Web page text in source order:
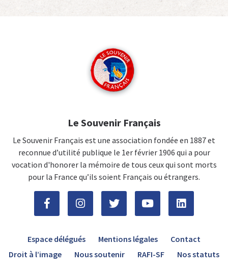
Le Souvenir Français
Le Souvenir Français est une association fondée en 1887 et
reconnue d’utilité publique le 1er février 1906 qui a pour
vocation d'honorer la mémoire de tous ceux qui sont morts
pour la France qu’ils soient Français ou étrangers.
Espace délégués Mentions légales
Contact
Droit à l’image
Nous soutenir RAFI-SF Nos statuts